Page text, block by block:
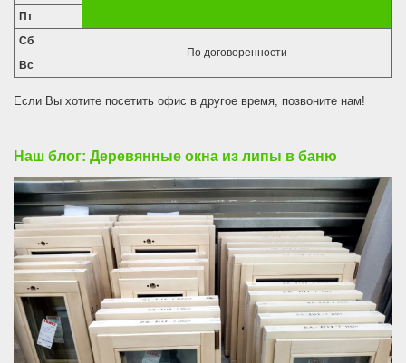
Пт
Сб
По договоренности
Вс
Если Вы хотите посетить офис в другое время, позвоните нам!
Наш блог: Деревянные окна из липы в баню